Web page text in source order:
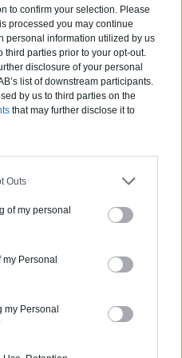
to confirm your selection. Please
processed you may continue
personal information utilized by us
parties prior to your opt-out.
disclosure of your personal
list of downstream participants.
by us to third parties on the
that may further disclose it to
Outs
of my personal
my Personal
my Personal
très bien dans le salon
pour apporter plus de
Le jaune doit être
à proscrire. Le jaune soleil
se trouve sur un seul mur.
intéressant pour peindre
mieux vaut rester plutôt
les plus indiqués. Pour les
bien avec le bleu, à
N'hésitez pas à vous
votre choix final.